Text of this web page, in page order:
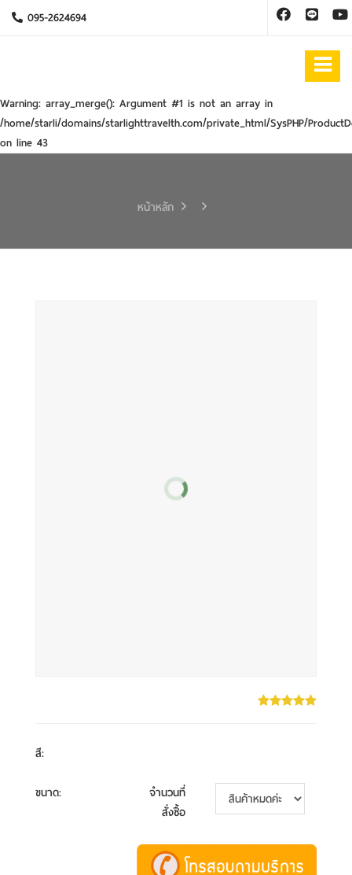
095-2624694
Warning: array_merge(): Argument #1 is not an array in
/home/starli/domains/starlighttravelth.com/private_html/SysPHP/
on line 43
หน้าหลัก
สี:
ขนาด:
จำนวนที่
สั่งซื้อ